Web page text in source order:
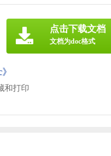
和打印
点击下载文档
文档为doc格式